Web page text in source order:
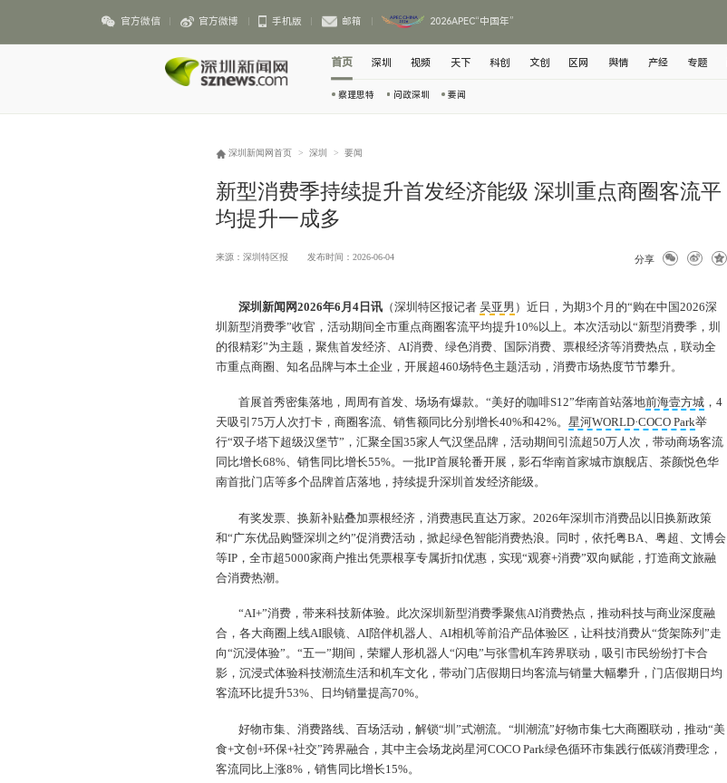
官方微信 官方微博 手机版 邮箱 2026APEC“中国年”
首页
察理思特 问政深圳 要闻
深圳 视频 天下 科创 文创 区网 舆情 产经 专题
深圳新闻网首页 > 深圳 > 要闻
新型消费季持续提升首发经济能级 深圳重点商圈客流平
均提升一成多
来源：深圳特区报 发布时间：2026-06-04 分享
深圳新闻网2026年6月4日讯 （深圳特区报记者吴亚男 ）近日，为期3个月的“购在中国2026深
圳新型消费季”收官，活动期间全市重点商圈客流平均提升10%以上。本次活动以“新型消费季，圳
的很精彩”为主题，聚焦首发经济、AI消费、绿色消费、国际消费、票根经济等消费热点，联动全
市重点商圈、知名品牌与本土企业，开展超460场特色主题活动，消费市场热度节节攀升。
首展首秀密集落地，周周有首发、场场有爆款。“美好的咖啡S12”华南首站落地前海壹方城 ，4
天吸引75万人次打卡，商圈客流、销售额同比分别增长40%和42%。 星河WORLD·COCO Park举
行“双子塔下超级汉堡节”，汇聚全国35家人气汉堡品牌，活动期间引流超50万人次，带动商场客流
同比增长68%、销售同比增长55%。一批IP首展轮番开展，影石华南首家城市旗舰店、茶颜悦色华
南首批门店等多个品牌首店落地，持续提升深圳首发经济能级。
有奖发票、换新补贴叠加票根经济，消费惠民直达万家。2026年深圳市消费品以旧换新政策
和“广东优品购暨深圳之约”促消费活动，掀起绿色智能消费热浪。同时，依托粤BA、粤超、文博会
等IP，全市超5000家商户推出凭票根享专属折扣优惠，实现“观赛+消费”双向赋能，打造商文旅融
合消费热潮。
“AI+”消费，带来科技新体验。此次深圳新型消费季聚焦AI消费热点，推动科技与商业深度融
合，各大商圈上线AI眼镜、AI陪伴机器人、AI相机等前沿产品体验区，让科技消费从“货架陈列”走
向“沉浸体验”。“五一”期间，荣耀人形机器人“闪电”与张雪机车跨界联动，吸引市民纷纷打卡合
影，沉浸式体验科技潮流生活和机车文化，带动门店假期日均客流与销量大幅攀升，门店假期日均
客流环比提升53%、日均销量提高70%。
好物市集、消费路线、百场活动，解锁“圳”式潮流。“圳潮流”好物市集七大商圈联动，推动“美
食+文创+环保+社交”跨界融合，其中主会场龙岗星河COCO Park绿色循环市集践行低碳消费理念，
客流同比上涨8%，销售同比增长15%。